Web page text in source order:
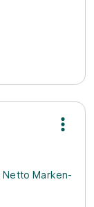
Netto Marken-